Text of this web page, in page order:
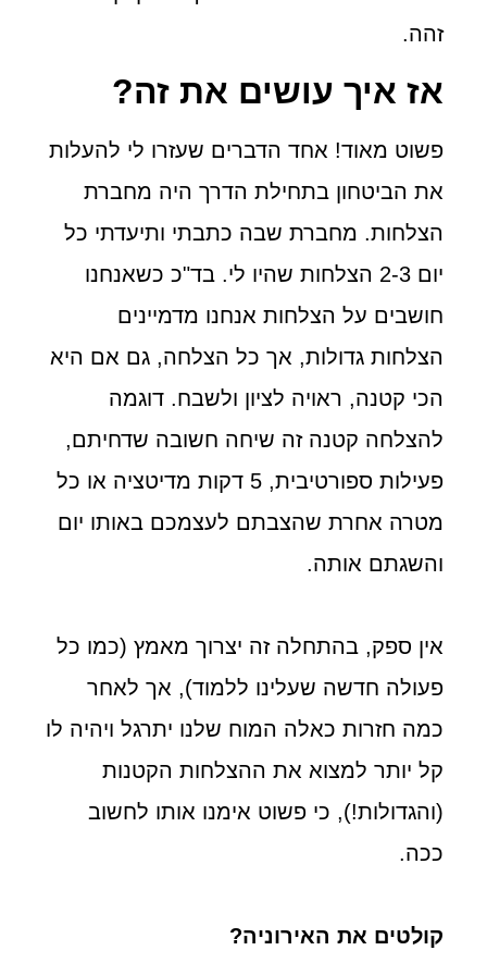
זהה.
אז איך עושים את זה?
פשוט מאוד! אחד הדברים שעזרו לי להעלות
את הביטחון בתחילת הדרך היה מחברת
הצלחות. מחברת שבה כתבתי ותיעדתי כל
יום 2-3 הצלחות שהיו לי. בד"כ כשאנחנו
חושבים על הצלחות אנחנו מדמיינים
הצלחות גדולות, אך כל הצלחה, גם אם היא
הכי קטנה, ראויה לציון ולשבח. דוגמה
להצלחה קטנה זה שיחה חשובה שדחיתם,
פעילות ספורטיבית, 5 דקות מדיטציה או כל
מטרה אחרת שהצבתם לעצמכם באותו יום
והשגתם אותה.
אין ספק, בהתחלה זה יצרוך מאמץ (כמו כל
פעולה חדשה שעלינו ללמוד), אך לאחר
כמה חזרות כאלה המוח שלנו יתרגל ויהיה לו
קל יותר למצוא את ההצלחות הקטנות
(והגדולות!), כי פשוט אימנו אותו לחשוב
ככה.
קולטים את האירוניה?